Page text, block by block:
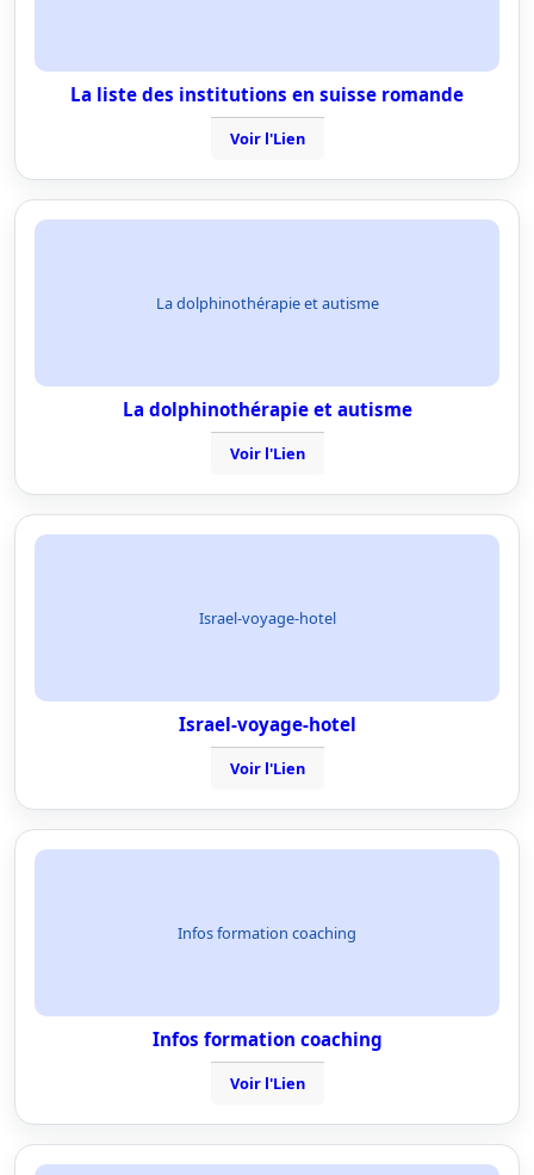
La liste des institutions en suisse romande
Voir l'Lien
La dolphinothérapie et autisme
La dolphinothérapie et autisme
Voir l'Lien
Israel-voyage-hotel
Israel-voyage-hotel
Voir l'Lien
Infos formation coaching
Infos formation coaching
Voir l'Lien